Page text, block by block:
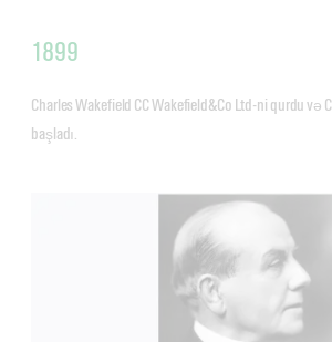
1899
Charles Wakefield CC Wakefield&Co Ltd-ni qurdu və
başladı.